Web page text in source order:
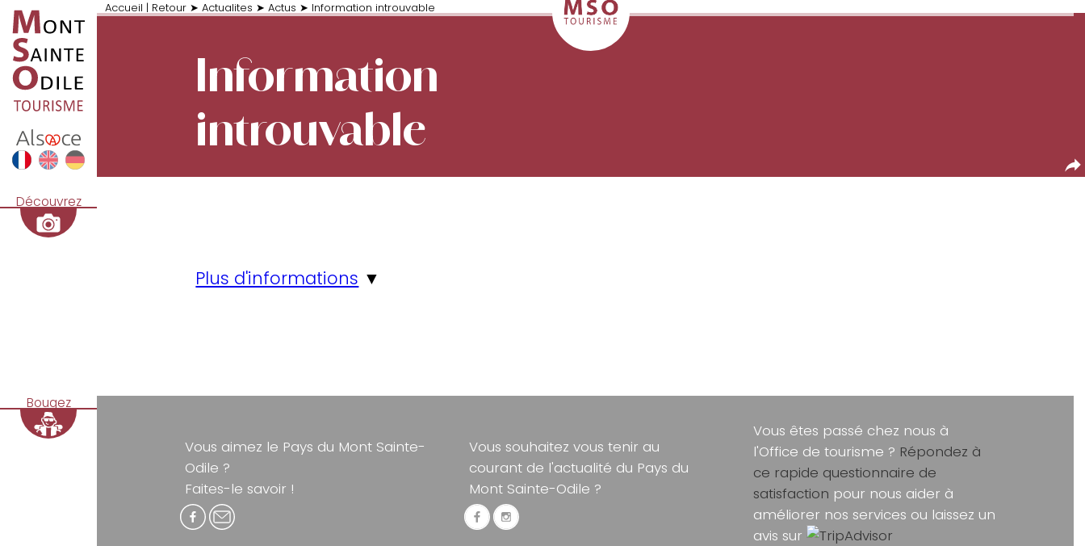
Accueil | Retour ➤ Actualites ➤ Actus ➤ Information introuvable
Découvrez
Bougez
Information
introuvable
Plus d'informations ▼
Vous aimez le Pays du Mont Sainte-
Odile ?
Faites-le savoir !
Vous souhaitez vous tenir au
courant de l'actualité du Pays du
Mont Sainte-Odile ?
Vous êtes passé chez nous à
l'Office de tourisme ? Répondez à
ce rapide questionnaire de
satisfaction pour nous aider à
améliorer nos services ou laissez un
avis sur